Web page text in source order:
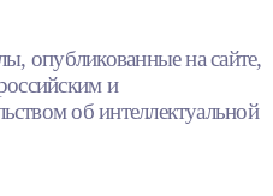
опубликованные на сайте,
и
об интеллектуальной